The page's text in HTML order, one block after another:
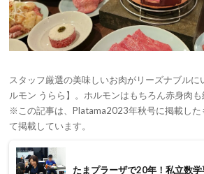
スタッフ厳選の美味しいお肉がリーズナブルに
ルモン うらら】。ホルモンはもちろん赤身肉も
※この記事は、Platama2023年秋号に掲載した
て掲載しています。
たまプラーザで20年！私立数